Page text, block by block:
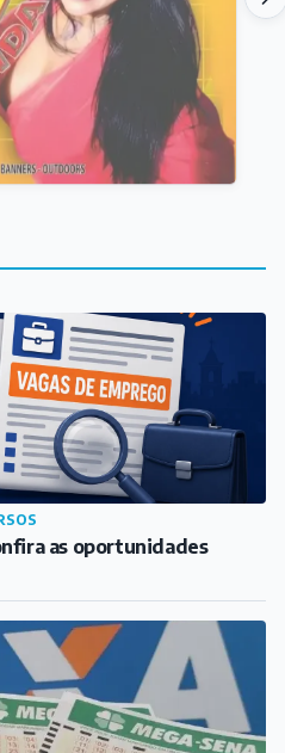
as oportunidades